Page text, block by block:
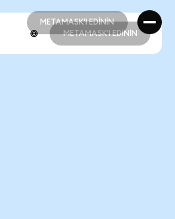
METAMASK'I EDİNİN
METAMASK'I EDİNİN
METAMASK'I EDİNİN